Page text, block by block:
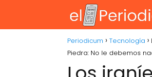
Periodicum Tecnología
Piedra: No le debemos